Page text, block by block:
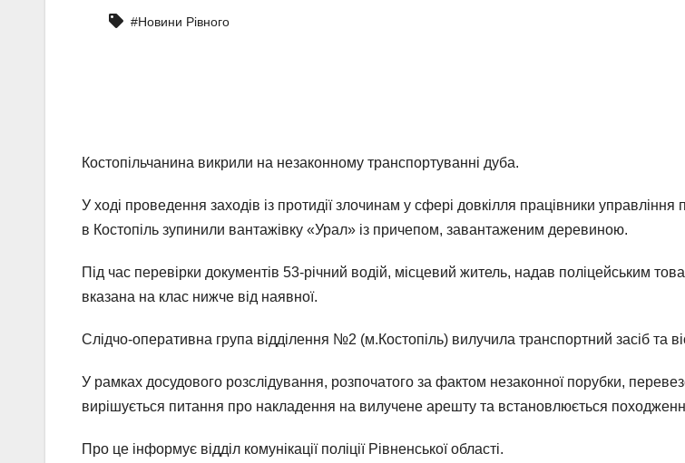
#Новини Рівного
Костопільчанина викрили на незаконному транспортуванні дуба.
У ході проведення заходів із протидії злочинам у сфері довкілля працівники
в Костопіль зупинили вантажівку «Урал» із причепом, завантаженим деревиною.
Під час перевірки документів 53-річний водій, місцевий житель, надав поліцейським
вказана на клас нижче від наявної.
Слідчо-оперативна група відділення №2 (м.Костопіль) вилучила транспортний засіб та
У рамках досудового розслідування, розпочатого за фактом незаконної порубки,
вирішується питання про накладення на вилучене арешту та встановлюється
Про це інформує відділ комунікації поліції Рівненської області.